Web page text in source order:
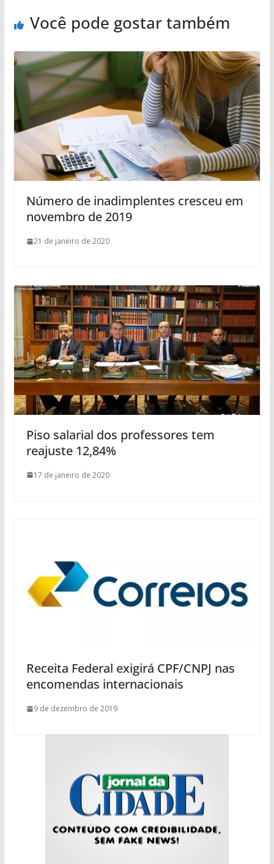
Você pode gostar também
Número de inadimplentes cresceu em
novembro de 2019
21 de janeiro de 2020
Piso salarial dos professores tem
reajuste 12,84%
17 de janeiro de 2020
Receita Federal exigirá CPF/CNPJ nas
encomendas internacionais
9 de dezembro de 2019